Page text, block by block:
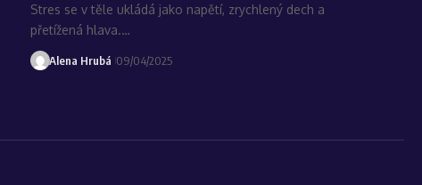
Stres se v těle ukládá jako napětí, zrychlený dech a
přetížená hlava.…
Alena Hrubá 09/04/2025